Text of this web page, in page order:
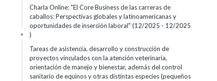
Charla Online: "El Core Business de las carreras de
caballos: Perspectivas globales y latinoamericanas y
oportunidades de inserción laboral" (12/2025 - 12/2025
)
+
Tareas de asistencia, desarrollo y construcción de
proyectos vinculados con la atención veterinaria,
orientación de manejo y bienestar, además del control
sanitario de equinos y otras distintas especies (pequeños